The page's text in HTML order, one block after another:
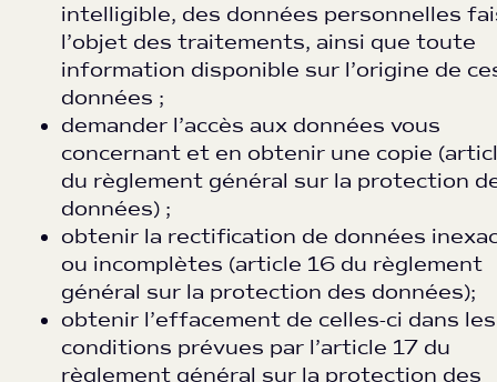
intelligible, des données personnelles
l’objet des traitements, ainsi que toute
information disponible sur l’origine de
données ;
demander l’accès aux données vous
concernant et en obtenir une copie
du règlement général sur la protection
données) ;
obtenir la rectification de données
ou incomplètes (article 16 du règlement
général sur la protection des données);
obtenir l’effacement de celles-ci dans les
conditions prévues par l’article 17 du
règlement général sur la protection des